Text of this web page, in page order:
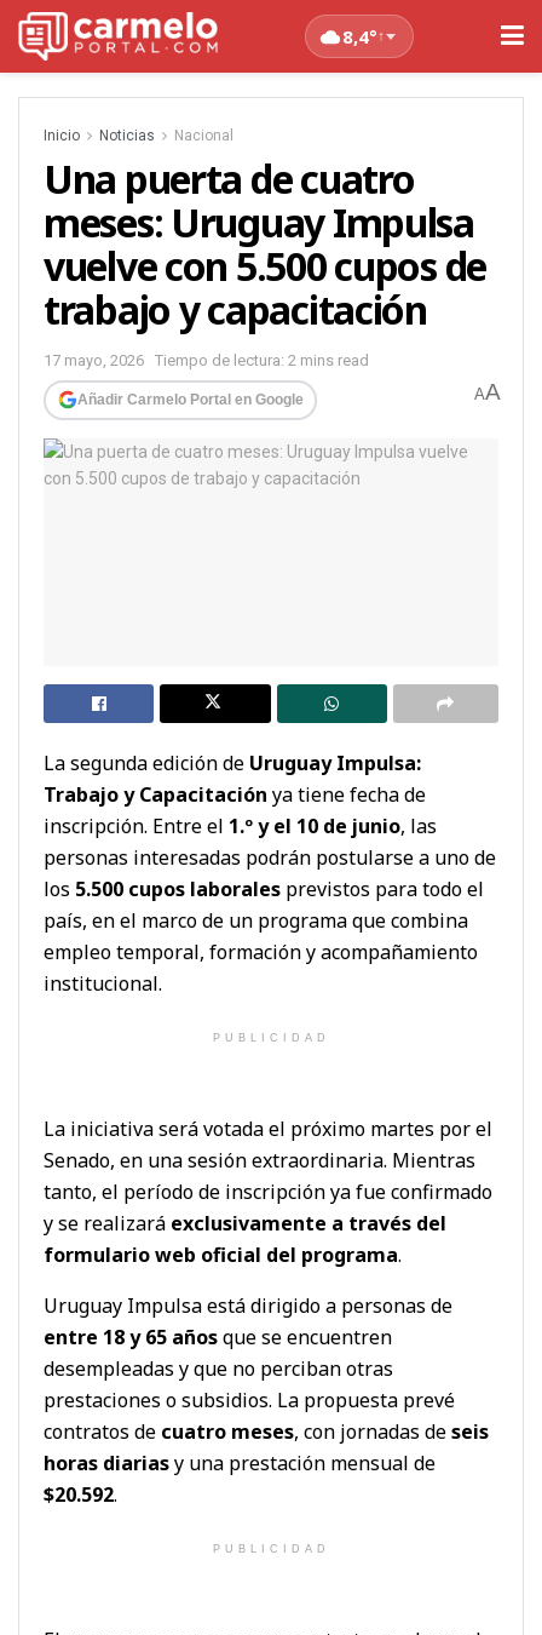
8,4°↑
Inicio Noticias Nacional
Una puerta de cuatro
meses: Uruguay Impulsa
vuelve con 5.500 cupos de
trabajo y capacitación
17 mayo, 2026 Tiempo de lectura: 2 mins read
Añadir Carmelo Portal en Google AA
La segunda edición de Uruguay Impulsa:
Trabajo y Capacitación ya tiene fecha de
inscripción. Entre el 1.º y el 10 de junio, las
personas interesadas podrán postularse a uno de
los 5.500 cupos laborales previstos para todo el
país, en el marco de un programa que combina
empleo temporal, formación y acompañamiento
institucional.
PUBLICIDAD
La iniciativa será votada el próximo martes por el
Senado, en una sesión extraordinaria. Mientras
tanto, el período de inscripción ya fue confirmado
y se realizará exclusivamente a través del
formulario web oficial del programa.
Uruguay Impulsa está dirigido a personas de
entre 18 y 65 añosque se encuentren
desempleadas y que no perciban otras
prestaciones o subsidios. La propuesta prevé
contratos de cuatro meses, con jornadas deseis
horas diariasy una prestación mensual de
$20.592.
PUBLICIDAD